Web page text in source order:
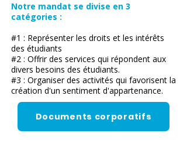
Notre mandat se divise en 3
catégories :
#1 : Représenter les droits et les intérêts
des étudiants
#2 : Offrir des services qui répondent aux
divers besoins des étudiants.
#3 : Organiser des activités qui favorisent la
création d'un sentiment d'appartenance.
Documents corporatifs